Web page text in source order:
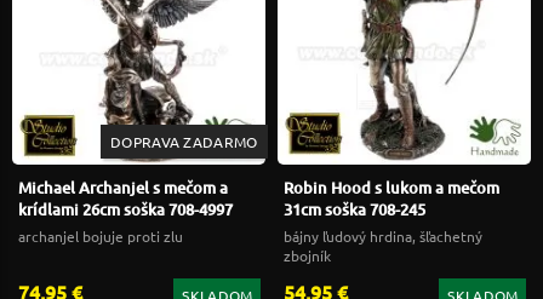
DOPRAVA ZADARMO
Michael Archanjel s mečom a
krídlami 26cm soška 708-4997
archanjel bojuje proti zlu
74,95 €
Robin Hood s lukom a mečom
31cm soška 708-245
bájny ľudový hrdina, šľachetný
zbojník
54,95 €